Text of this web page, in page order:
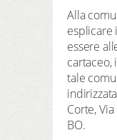
Alla
esplicare
essere
cartaceo,
tale
Corte,
BO.